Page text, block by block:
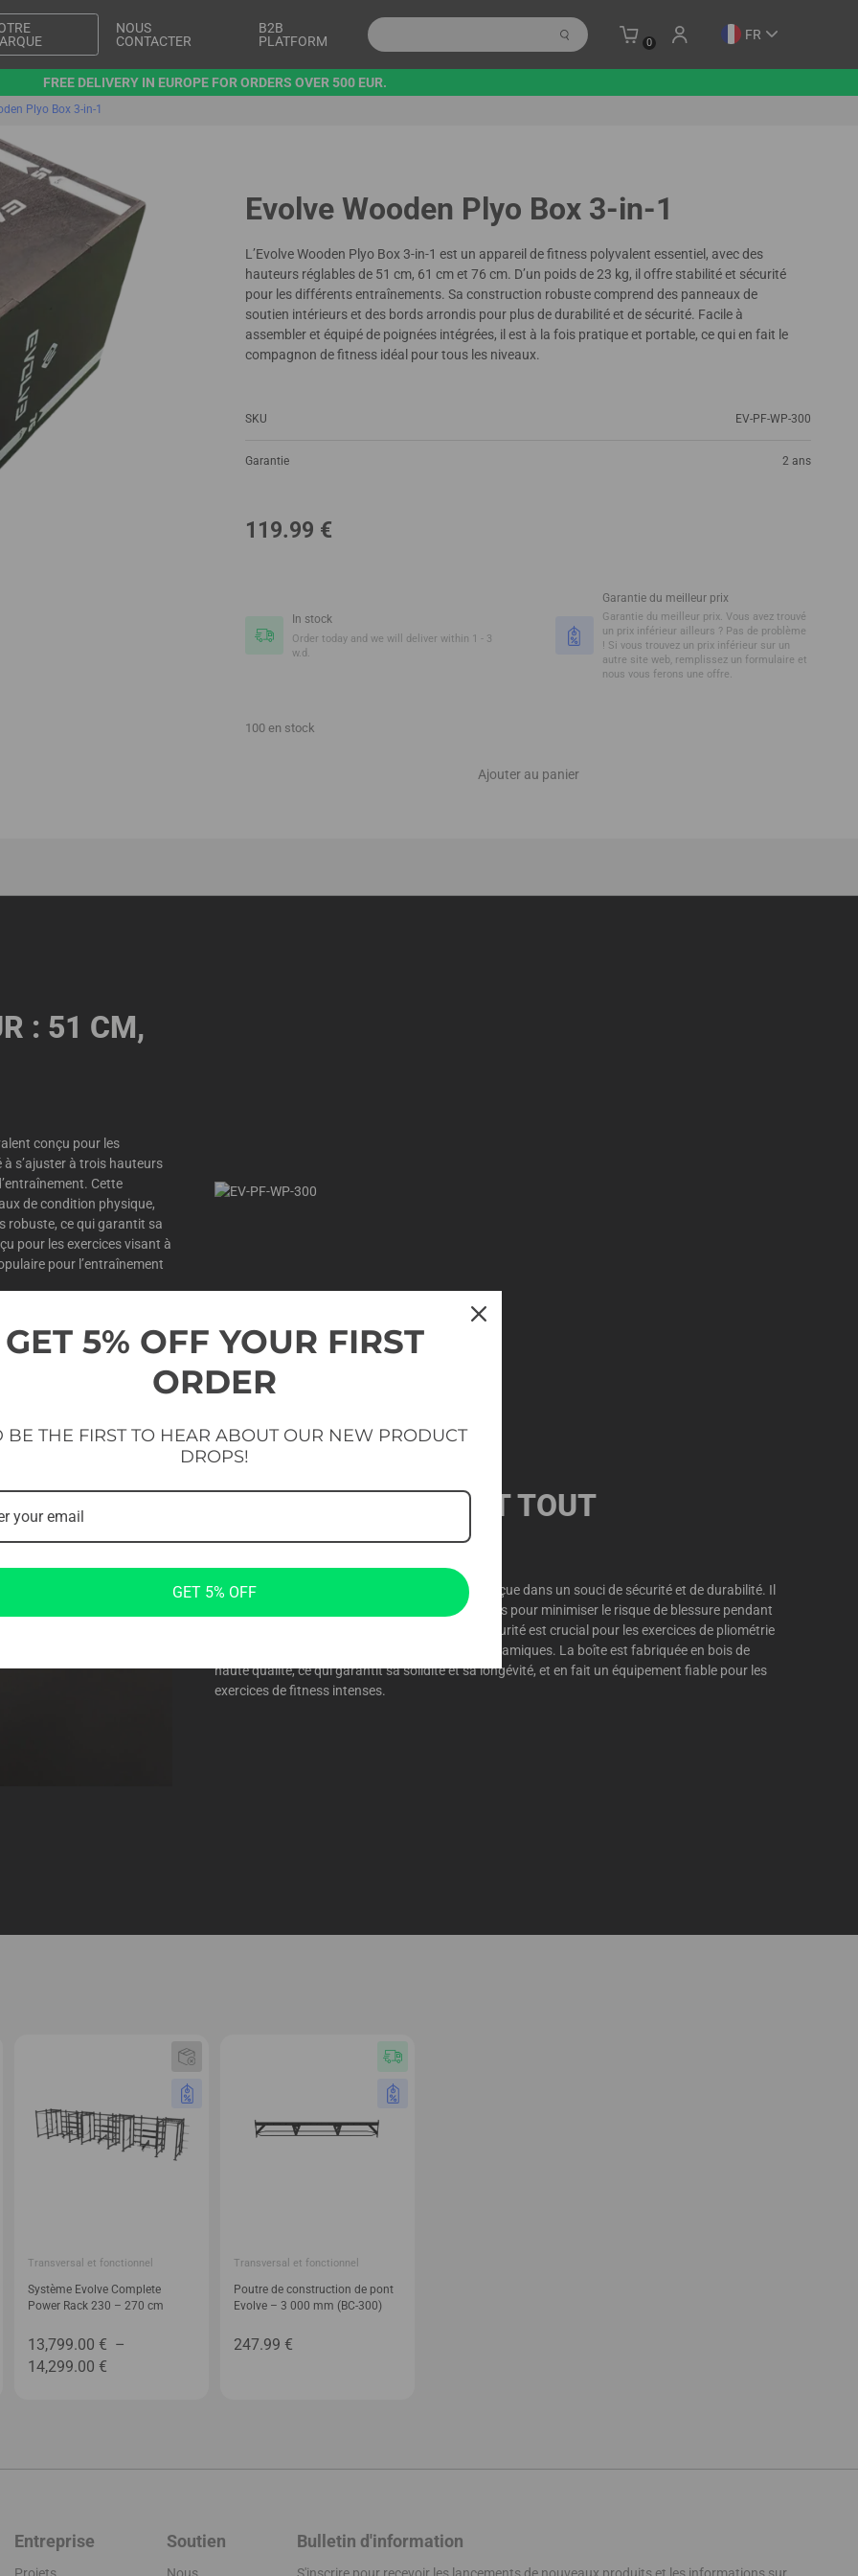
NOUS
CONTACTER
B2B
PLATFORM
0
FR
FREE DELIVERY IN EUROPE FOR ORDERS OVER 500 EUR.
Plyo Box 3-in-1
Evolve Wooden Plyo Box 3-in-1
L’Evolve Wooden Plyo Box 3-in-1 est un appareil de fitness polyvalent essentiel, avec des
hauteurs réglables de 51 cm, 61 cm et 76 cm. D’un poids de 23 kg, il offre stabilité et sécurité
pour les différents entraînements. Sa construction robuste comprend des panneaux de
soutien intérieurs et des bords arrondis pour plus de durabilité et de sécurité. Facile à
assembler et équipé de poignées intégrées, il est à la fois pratique et portable, ce qui en fait le
compagnon de fitness idéal pour tous les niveaux.
SKU EV-PF-WP-300
Garantie 2 ans
119.99 €
In stock
Order today and we will deliver within 1 - 3
w.d.
Garantie du meilleur prix
Garantie du meilleur prix. Vous avez trouvé
un prix inférieur ailleurs ? Pas de problème
! Si vous trouvez un prix inférieur sur un
autre site web, remplissez un formulaire et
nous vous ferons une offre.
100 en stock
Ajouter au panier
: 51 CM,
conçu pour les
s’ajuster à trois hauteurs
Cette
de condition physique,
robuste, ce qui garantit sa
pour les exercices visant à
pour l’entraînement
LA SÉCURITÉ AVANT TOUT
La boîte de pliage en bois Evolve 3 en 1 a été conçue dans un souci de sécurité et de durabilité. Il
présente des coins arrondis, spécialement conçus pour minimiser le risque de blessure pendant
les séances d’entraînement. Cet aspect de la sécurité est crucial pour les exercices de pliométrie
qui impliquent des sauts et des mouvements dynamiques. La boîte est fabriquée en bois de
haute qualité, ce qui garantit sa solidité et sa longévité, et en fait un équipement fiable pour les
exercices de fitness intenses.
€
Transversal et fonctionnel
Système Evolve Complete
Power Rack 230 – 270 cm
13,799.00 € –
14,299.00 €
14,299.00 €
Transversal et fonctionnel
Poutre de construction de pont
Evolve – 3 000 mm (BC-300)
247.99 €
Entreprise Soutien Bulletin d'information
GET 5% OFF YOUR FIRST
ORDER
BE THE FIRST TO HEAR ABOUT OUR NEW PRODUCT
DROPS!
GET 5% OFF